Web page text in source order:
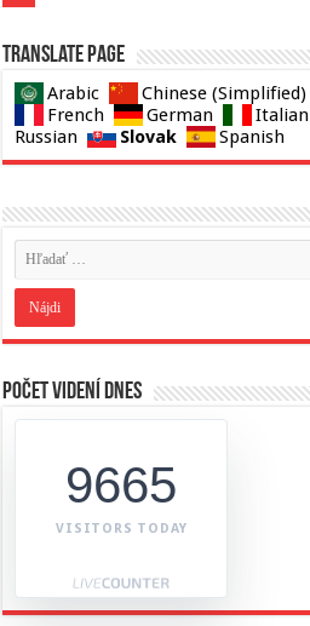
Translate page
Arabic Chinese (Simplified)
French
German Italian
Russian
Slovak Spanish
Počet videní dnes
9665
VISITORS TODAY